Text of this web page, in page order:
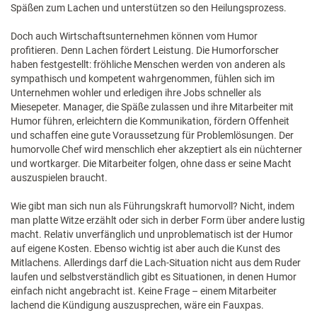
Späßen zum Lachen und unterstützen so den Heilungsprozess.
Doch auch Wirtschaftsunternehmen können vom Humor
profitieren. Denn Lachen fördert Leistung. Die Humorforscher
haben festgestellt: fröhliche Menschen werden von anderen als
sympathisch und kompetent wahrgenommen, fühlen sich im
Unternehmen wohler und erledigen ihre Jobs schneller als
Miesepeter. Manager, die Späße zulassen und ihre Mitarbeiter mit
Humor führen, erleichtern die Kommunikation, fördern Offenheit
und schaffen eine gute Voraussetzung für Problemlösungen. Der
humorvolle Chef wird menschlich eher akzeptiert als ein nüchterner
und wortkarger. Die Mitarbeiter folgen, ohne dass er seine Macht
auszuspielen braucht.
Wie gibt man sich nun als Führungskraft humorvoll? Nicht, indem
man platte Witze erzählt oder sich in derber Form über andere lustig
macht. Relativ unverfänglich und unproblematisch ist der Humor
auf eigene Kosten. Ebenso wichtig ist aber auch die Kunst des
Mitlachens. Allerdings darf die Lach-Situation nicht aus dem Ruder
laufen und selbstverständlich gibt es Situationen, in denen Humor
einfach nicht angebracht ist. Keine Frage – einem Mitarbeiter
lachend die Kündigung auszusprechen, wäre ein Fauxpas.